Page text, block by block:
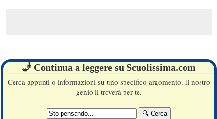
🧞 Continua a leggere su Scuolissima.com
Cerca appunti o informazioni su uno specifico argomento. Il nostro
genio li troverà per te.